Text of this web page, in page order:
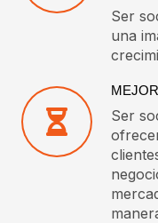
Ser
una
Ser